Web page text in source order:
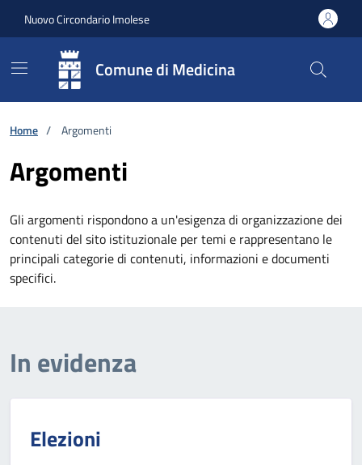
Nuovo Circondario Imolese
Comune di Medicina
Home / Argomenti
Argomenti
Gli argomenti rispondono a un'esigenza di organizzazione dei
contenuti del sito istituzionale per temi e rappresentano le
principali categorie di contenuti, informazioni e documenti
specifici.
In evidenza
Elezioni